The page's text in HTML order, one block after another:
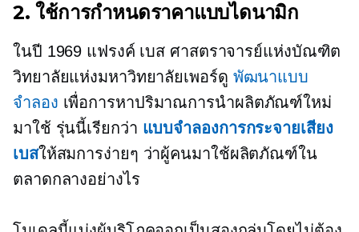
2. ใช้การกำหนดราคาแบบไดนามิก
ในปี 1969 แฟรงค์ เบส ศาสตราจารย์แห่งบัณฑิต
วิทยาลัยแห่งมหาวิทยาลัยเพอร์ดู พัฒนาแบบ
จำลอง เพื่อการหาปริมาณการนำผลิตภัณฑ์ใหม่
มาใช้ รุ่นนี้เรียกว่า แบบจำลองการกระจายเสียง
เบสให้สมการง่ายๆ ว่าผู้คนมาใช้ผลิตภัณฑ์ใน
ตลาดกลางอย่างไร